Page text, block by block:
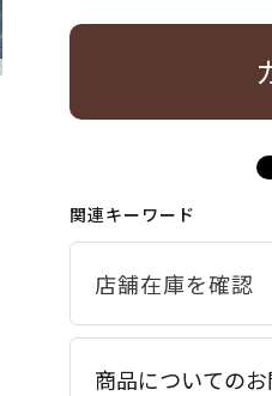
関連キーワード
商品についての